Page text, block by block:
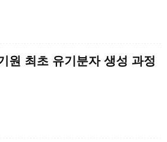
원 최초 유기분자 생성 과정